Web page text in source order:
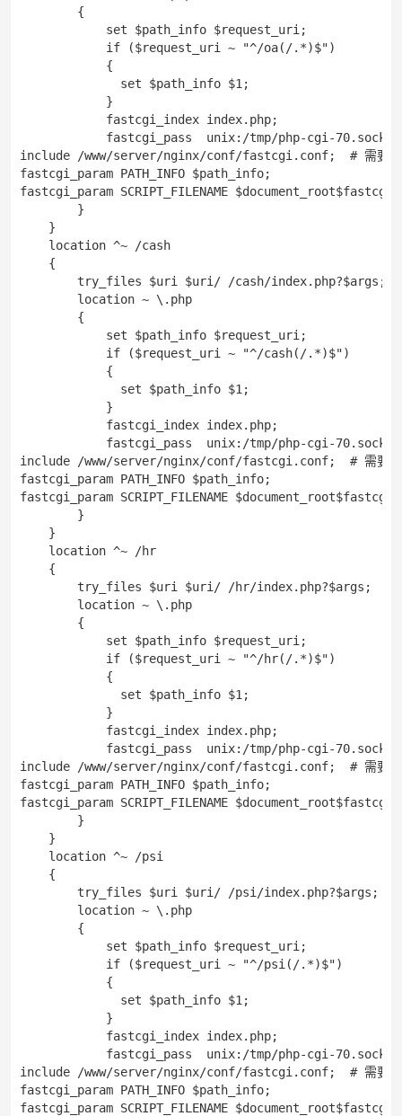
{
set $path_info $request_uri;
if ($request_uri ~ "^/oa(/.*)$")
{
set $path_info $1;
}
fastcgi_index index.php;
fastcgi_pass  unix:/tmp/php-cgi-70.sock; #根据
include /www/server/nginx/conf/fastcgi.conf;  # 需要根
fastcgi_param PATH_INFO $path_info;
fastcgi_param SCRIPT_FILENAME
}
}
location ^~ /cash
{
try_files $uri $uri/ /cash/index.php?$args;
location ~ \.php
{
set $path_info $request_uri;
if ($request_uri ~ "^/cash(/.*)$")
{
set $path_info $1;
}
fastcgi_index index.php;
fastcgi_pass  unix:/tmp/php-cgi-70.sock; #根据
include /www/server/nginx/conf/fastcgi.conf;  # 需要根
fastcgi_param PATH_INFO $path_info;
fastcgi_param SCRIPT_FILENAME
}
}
location ^~ /hr
{
try_files $uri $uri/ /hr/index.php?$args;
location ~ \.php
{
set $path_info $request_uri;
if ($request_uri ~ "^/hr(/.*)$")
{
set $path_info $1;
}
fastcgi_index index.php;
fastcgi_pass  unix:/tmp/php-cgi-70.sock; #根据
include /www/server/nginx/conf/fastcgi.conf;  # 需要根
fastcgi_param PATH_INFO $path_info;
fastcgi_param SCRIPT_FILENAME
}
}
location ^~ /psi
{
try_files $uri $uri/ /psi/index.php?$args;
location ~ \.php
{
set $path_info $request_uri;
if ($request_uri ~ "^/psi(/.*)$")
{
set $path_info $1;
}
fastcgi_index index.php;
fastcgi_pass  unix:/tmp/php-cgi-70.sock; #根据
include /www/server/nginx/conf/fastcgi.conf;  # 需要根
fastcgi_param PATH_INFO $path_info;
fastcgi_param SCRIPT_FILENAME